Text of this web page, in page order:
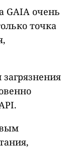
GAIA очень
точка